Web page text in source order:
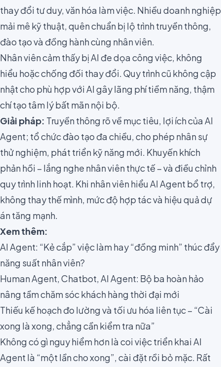
thay đổi tư duy, văn hóa làm việc. Nhiều doanh nghiệp
mải mê kỹ thuật, quên chuẩn bị lộ trình truyền thông,
đào tạo và đồng hành cùng nhân viên.
Nhân viên cảm thấy bị AI đe dọa công việc, không
hiểu hoặc chống đối thay đổi. Quy trình cũ không cập
nhật cho phù hợp với AI gây lãng phí tiềm năng, thậm
chí tạo tâm lý bất mãn nội bộ.
Giải pháp: Truyền thông rõ về mục tiêu, lợi ích của AI
Agent; tổ chức đào tạo đa chiều, cho phép nhân sự
thử nghiệm, phát triển kỹ năng mới. Khuyến khích
phản hồi – lắng nghe nhân viên thực tế – và điều chỉnh
quy trình linh hoạt. Khi nhân viên hiểu AI Agent bổ trợ,
không thay thế mình, mức độ hợp tác và hiệu quả dự
án tăng mạnh.
Xem thêm:
AI Agent: “Kẻ cắp” việc làm hay “đồng minh” thúc đẩy
năng suất nhân viên?
Human Agent, Chatbot, AI Agent: Bộ ba hoàn hảo
nâng tầm chăm sóc khách hàng thời đại mới
Thiếu kế hoạch đo lường và tối ưu hóa liên tục – “Cài
xong là xong, chẳng cần kiểm tra nữa”
Không có gì nguy hiểm hơn là coi việc triển khai AI
Agent là “một lần cho xong”, cài đặt rồi bỏ mặc. Rất